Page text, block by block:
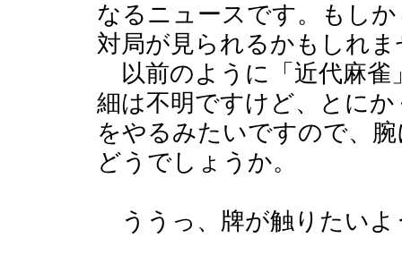
なるニュースです。もし
対局が見られるかもしれ
以前のように「近代麻雀
細は不明ですけど、とに
をやるみたいですので、
どうでしょうか。
ううっ、牌が触りたいよ